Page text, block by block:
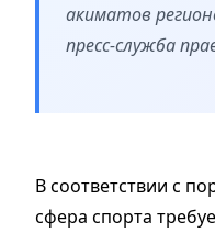
акиматов
пресс-служба
В соответствии с
сфера спорта